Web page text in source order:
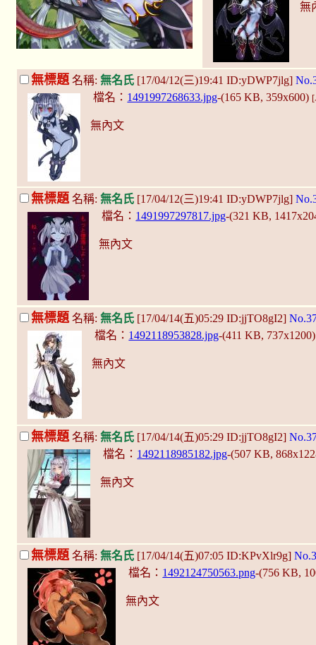
無
無標題 名稱: 無名氏 [17/04/12(三)19:41 ID:yDWP7jlg]
檔名： 1491997268633.jpg-(165 KB, 359x600)
無內文
無標題名稱: 無名氏 [17/04/12(三)19:41 ID:yDWP7jlg]
檔名： 1491997297817.jpg-(321 KB,
無內文
無標題 名稱: 無名氏 [17/04/14(五)05:29 ID:jjTO8gI2]
檔名： 1492118953828.jpg-(411 KB,
無內文
無標題 名稱: 無名氏 [17/04/14(五)05:29 ID:jjTO8gI2]
檔名： 1492118985182.jpg-(507 KB,
無內文
無標題 名稱: 無名氏 [17/04/14(五)07:05 ID:KPvXlr9g]
檔名： 1492124750563.png-(756 KB,
無內文